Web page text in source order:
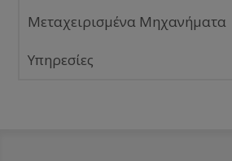
Μεταχειρισμένα Μηχανήματα
Υπηρεσίες